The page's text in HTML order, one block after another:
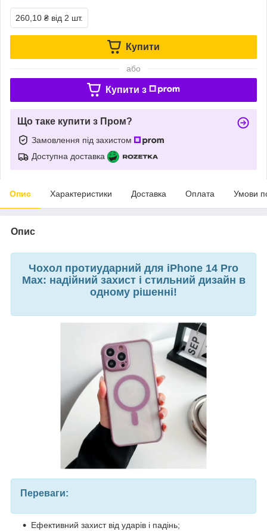
260,10 ₴ від 2 шт.
Купити
або
Купити з
Що таке купити з Пром?
Замовлення під захистом
Доступна доставка
Опис Характеристики Доставка Оплата Умови
Опис
Чохол протиударний для iPhone 14 Pro
Max: надійний захист і стильний дизайн в
одному рішенні!
Переваги:
Ефективний захист від ударів і падінь;